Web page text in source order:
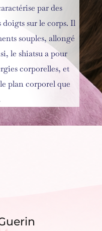
par des
doigts sur le corps. Il
souples, allongé
le shiatsu a pour
corporelles, et
plan corporel que